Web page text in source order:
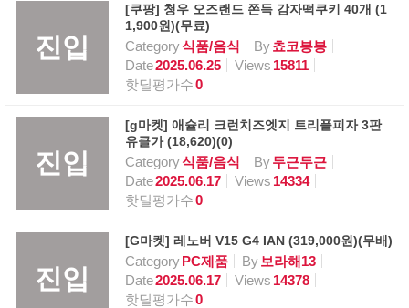
진입
[쿠팡] 청우 오즈랜드 쫀득 감자떡쿠키 40개 (1
1,900원)(무료)
Category식품/음식 By쵸코봉봉
Date2025.06.25 Views 15811
핫딜평가수0
진입
[g마켓] 애슐리 크런치즈엣지 트리플피자 3판
유클가 (18,620)(0)
Category식품/음식 By두근두근
Date2025.06.17 Views 14334
핫딜평가수0
진입
[G마켓] 레노버 V15 G4 IAN (319,000원)(무배)
CategoryPC제품 By 보라해13
Date2025.06.17 Views 14378
핫딜평가수0